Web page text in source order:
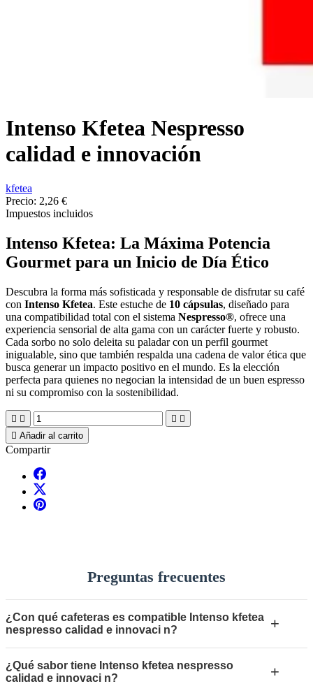
Intenso Kfetea Nespresso
calidad e innovación
kfetea
Precio: 2,26 €
Impuestos incluidos
Intenso Kfetea: La Máxima Potencia
Gourmet para un Inicio de Día Ético
Descubra la forma más sofisticada y responsable de disfrutar su café
con Intenso Kfetea. Este estuche de 10 cápsulas, diseñado para
una compatibilidad total con el sistema Nespresso®, ofrece una
experiencia sensorial de alta gama con un carácter fuerte y robusto.
Cada sorbo no solo deleita su paladar con un perfil gourmet
inigualable, sino que también respalda una cadena de valor ética que
busca generar un impacto positivo en el mundo. Es la elección
perfecta para quienes no negocian la intensidad de un buen espresso
ni su compromiso con la sostenibilidad.
   
 Añadir al carrito
Compartir
Preguntas frecuentes
¿Con qué cafeteras es compatible Intenso kfetea
nespresso calidad e innovaci n?
+
¿Qué sabor tiene Intenso kfetea nespresso
calidad e innovaci n?
+